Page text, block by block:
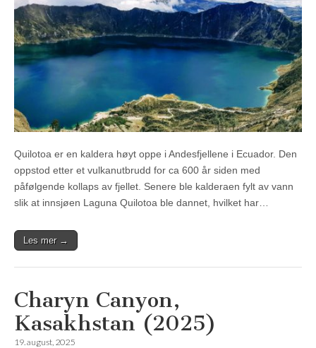
Quilotoa er en kaldera høyt oppe i Andesfjellene i Ecuador. Den
oppstod etter et vulkanutbrudd for ca 600 år siden med
påfølgende kollaps av fjellet. Senere ble kalderaen fylt av vann
slik at innsjøen Laguna Quilotoa ble dannet, hvilket har…
Les mer →
Charyn Canyon,
Kasakhstan (2025)
19. august, 2025